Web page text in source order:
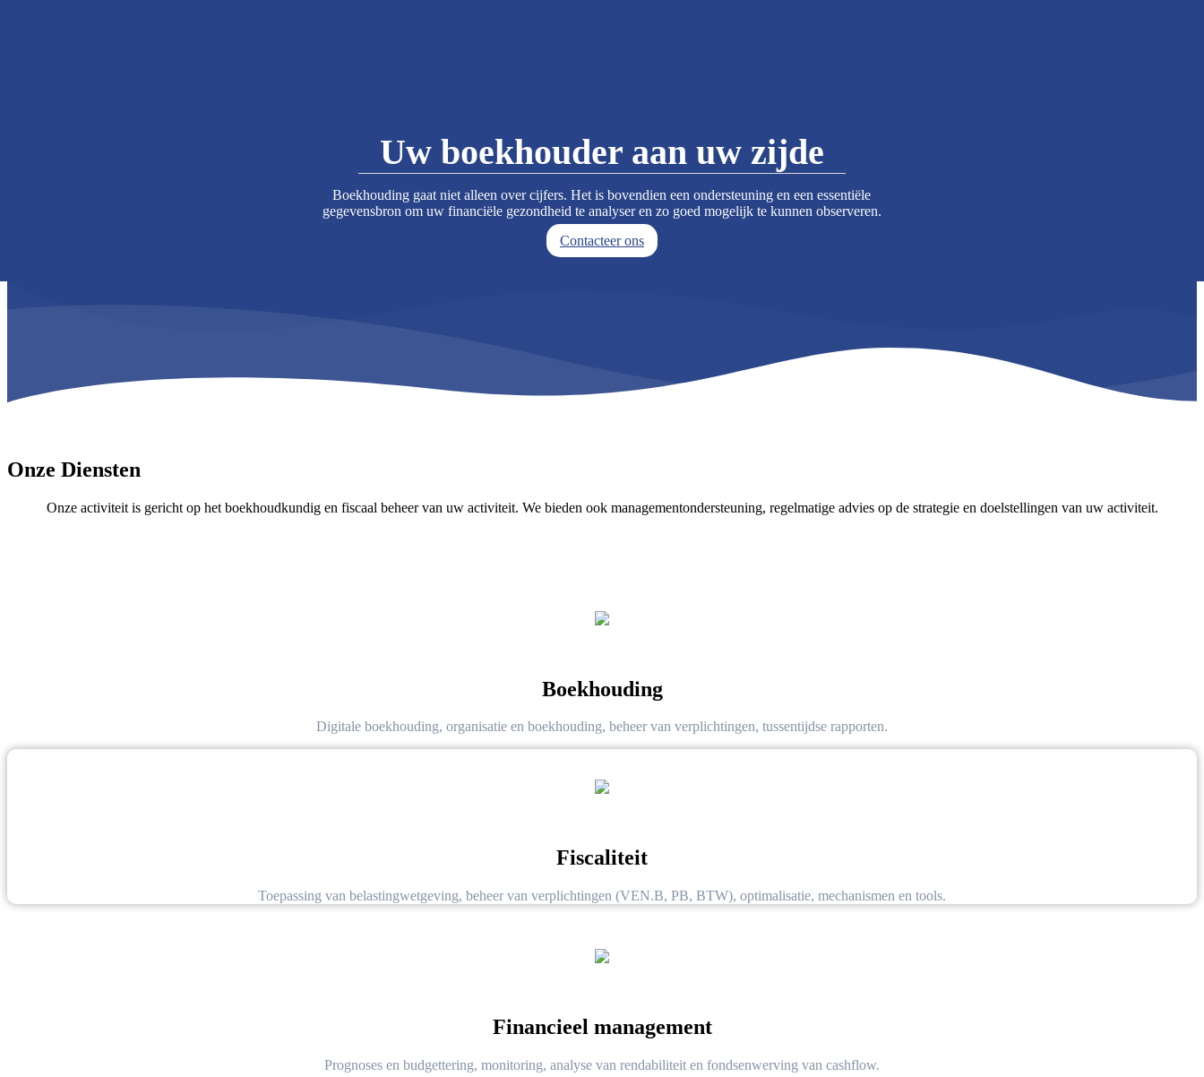
Uw boekhouder aan uw zijde
Boekhouding gaat niet alleen over cijfers. Het is bovendien een ondersteuning en een essentiële
gegevensbron om uw financiële gezondheid te analyser en zo goed mogelijk te kunnen observeren.
Contacteer ons
Onze Diensten
Onze activiteit is gericht op het boekhoudkundig en fiscaal beheer van uw activiteit. We bieden ook managementondersteuning, regelmatige advies op de strategie en doelstellingen van uw activiteit.
Boekhouding
Digitale boekhouding, organisatie en boekhouding, beheer van verplichtingen, tussentijdse rapporten.
Fiscaliteit
Toepassing van belastingwetgeving, beheer van verplichtingen (VEN.B, PB, BTW), optimalisatie, mechanismen en tools.
Financieel management
Prognoses en budgettering, monitoring, analyse van rendabiliteit en fondsenwerving van cashflow.